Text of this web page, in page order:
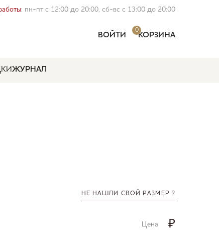
: пн-пт с 12:00 до 20:00, сб-вс с 13:00 до 20:00
ВОЙТИ
0
КОРЗИНА
ЖУРНАЛ
НЕ НАШЛИ СВОЙ РАЗМЕР ?
Цена ₽